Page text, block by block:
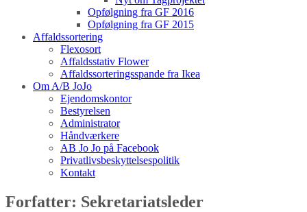
Opfølgning fra GF 2016
Opfølgning fra GF 2015
Affaldssortering
Flexosort
Affaldsstativ Flower
Affaldssorteringsspande fra Ikea
Om A/B JoJo
Ejendomskontor
Bestyrelsen
Administrator
Håndværkere
AB Jo Jo på Facebook
Privatlivsbeskyttelsespolitik
Kontakt
Forfatter: Sekretariatsleder